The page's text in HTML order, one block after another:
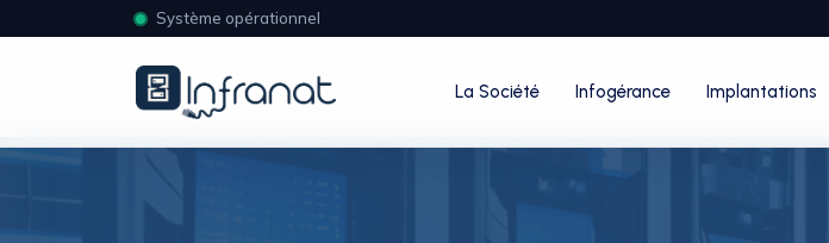
Système opérationnel
La Société Infogérance Implantations